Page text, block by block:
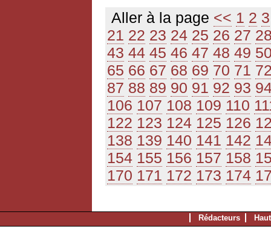
Aller à la page << 1 2 3
21 22 23 24 25 26 27
43 44 45 46 47 48 49
65 66 67 68 69 70 71
87 88 89 90 91 92 93
106 107 108 109 110
122 123 124 125 126
138 139 140 141 142
154 155 156 157 158
170 171 172 173 174
Rédacteurs